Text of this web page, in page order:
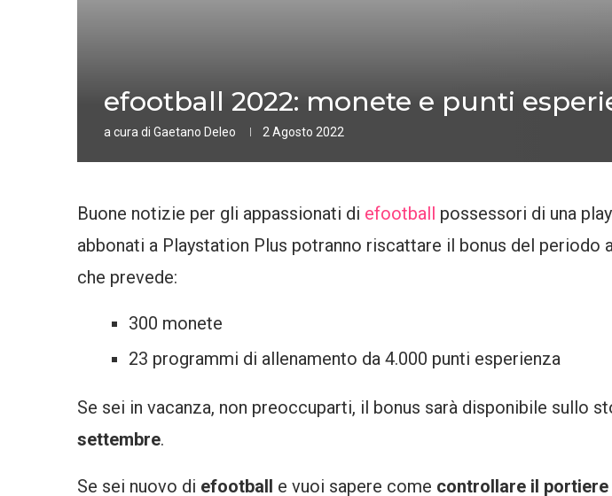
efootball 2022: monete e punti
a cura di Gaetano Deleo 2 Agosto 2022
Buone notizie per gli appassionati di efootball possessori di una
abbonati a Playstation Plus potranno riscattare il bonus del periodo
che prevede:
300 monete
23 programmi di allenamento da 4.000 punti esperienza
Se sei in vacanza, non preoccuparti, il bonus sarà disponibile sullo
settembre.
Se sei nuovo di efootball e vuoi sapere come controllare il portiere